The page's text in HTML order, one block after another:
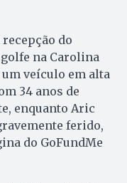
do
na Carolina
veículo em alta
34 anos de
enquanto Aric
ferido,
do GoFundMe